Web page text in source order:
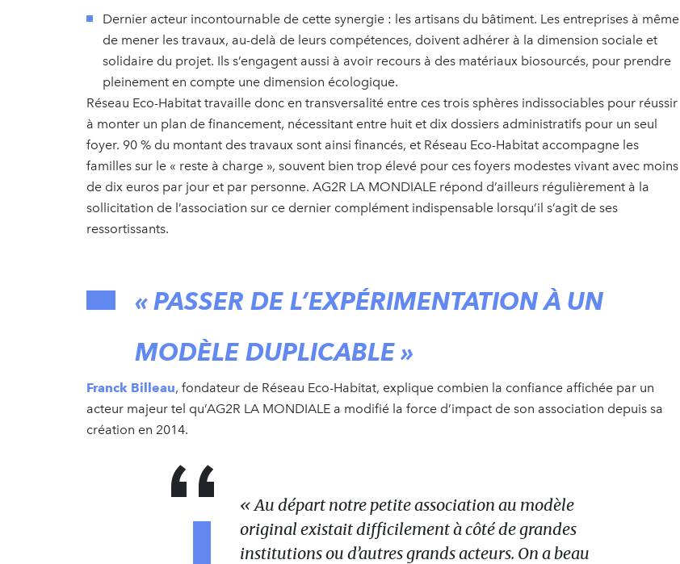
Dernier acteur incontournable de cette synergie : les artisans du bâtiment. Les entreprises à même
de mener les travaux, au-delà de leurs compétences, doivent adhérer à la dimension sociale et
solidaire du projet. Ils s’engagent aussi à avoir recours à des matériaux biosourcés, pour prendre
pleinement en compte une dimension écologique.
Réseau Eco-Habitat travaille donc en transversalité entre ces trois sphères indissociables pour réussir
à monter un plan de financement, nécessitant entre huit et dix dossiers administratifs pour un seul
foyer. 90 % du montant des travaux sont ainsi financés, et Réseau Eco-Habitat accompagne les
familles sur le « reste à charge », souvent bien trop élevé pour ces foyers modestes vivant avec moins
de dix euros par jour et par personne. AG2R LA MONDIALE répond d’ailleurs régulièrement à la
sollicitation de l’association sur ce dernier complément indispensable lorsqu’il s’agit de ses
ressortissants.
« PASSER DE L’EXPÉRIMENTATION À UN
MODÈLE DUPLICABLE »
Franck Billeau, fondateur de Réseau Eco-Habitat, explique combien la confiance affichée par un
acteur majeur tel qu’AG2R LA MONDIALE a modifié la force d’impact de son association depuis sa
création en 2014.
« Au départ notre petite association au modèle
original existait difficilement à côté de grandes
institutions ou d’autres grands acteurs. On a beau